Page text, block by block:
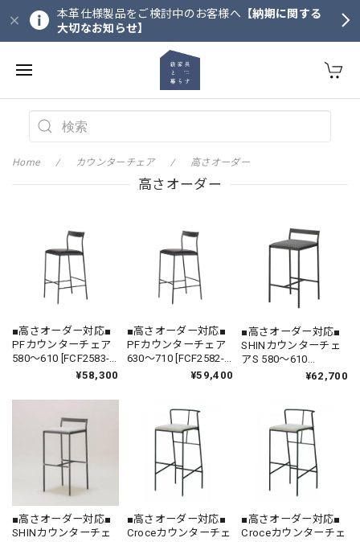
本革仕様製品をご検討中のお客様へ 【納期に関する
大切なお知らせ】
Home カウンターチェア 高さオーダー
高さオーダー
■高さオーダー対応■
PFカウンターチェア
580〜610 [FCF2583-
SH580-610 FB-A] ｜
カウンタースツール
¥58,300
■高さオーダー対応■
PFカウンターチェア
630〜710 [FCF2582-
SH630-710 FB-A] ｜
鉄家具 国産家具
¥59,400
■高さオーダー対応■
SHINカウンターチェ
アS 580〜610
[FKU1902-SH580-610
スツール 鉄家具 国産
¥62,700
■高さオーダー対応■
SHINカウンターチェ
■高さオーダー対応■
Croceカウンターチェ
■高さオーダー対応■
Croceカウンターチェ